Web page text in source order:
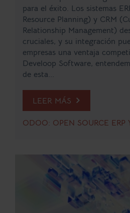
para el éxito. Los sistemas
Resource Planning) y CRM
Relationship Management)
cruciales, y su integración
empresas una ventaja
Develoop Software,
de esta...
LEER MÁS
ODOO: OPEN SOURCE ERP